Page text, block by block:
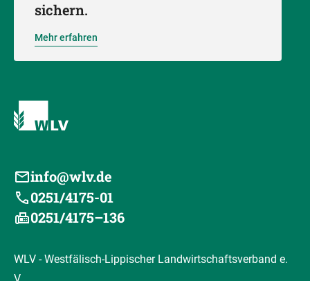
sichern.
Mehr erfahren
info@wlv.de
0251/4175-01
0251/4175–136
WLV - Westfälisch-Lippischer Landwirtschaftsverband e.